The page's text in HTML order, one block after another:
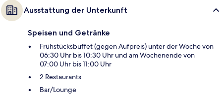
Ausstattung der Unterkunft
Speisen und Getränke
Frühstücksbuffet (gegen Aufpreis) unter der Woche von
06:30 Uhr bis 10:30 Uhr und am Wochenende von
07:00 Uhr bis 11:00 Uhr
2 Restaurants
Bar/Lounge